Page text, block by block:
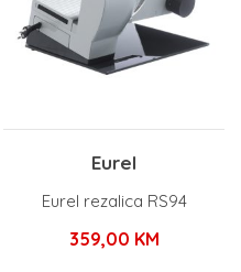
Eurel
Eurel rezalica RS94
359,00 KM